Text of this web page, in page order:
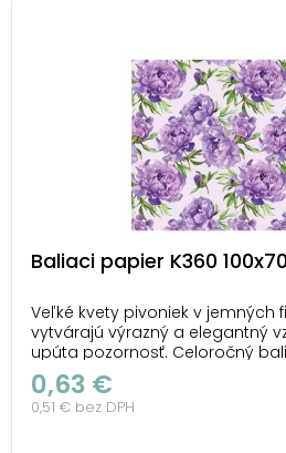
Baliaci papier K360
Veľké kvety pivoniek v jemných
vytvárajú výrazný a elegantný
upúta pozornosť. Celoročný
akvarelovým kvetinovým
a dodáva darčekovému
charakter. Luxusný vzhľad
0,63 €
0,51 € bez DPH